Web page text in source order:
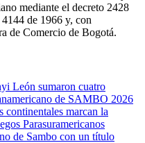
mediante el decreto 2428
de 1966 y, con
de Comercio de Bogotá.
León sumaron cuatro
de SAMBO 2026
continentales marcan la
Parasuramericanos
de Sambo con un título